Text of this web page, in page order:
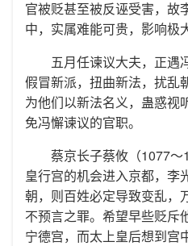
官被贬甚至被反诬受害，故
中，实属难能可贵，影响极
五月任谏议大夫，正遇
假冒新派，扭曲新法，扰乱
为他们以新法名义，蛊惑视
免冯懈谏议的官职。
蔡京长子蔡攸（1077
皇行宫的机会进入京都，李
朝，则百姓必定导致变乱，
不预言之罪。希望早些贬斥
宁德宫，而太上皇后想到宫